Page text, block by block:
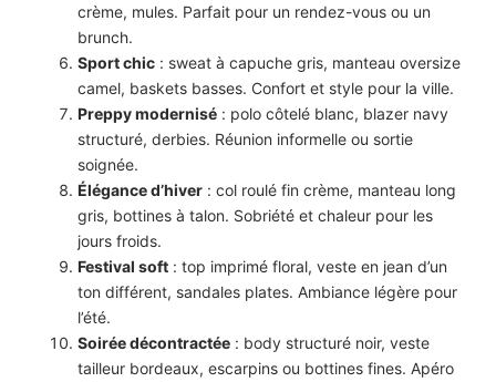
crème, mules. Parfait pour un rendez-vous ou un
brunch.
Sport chic : sweat à capuche gris, manteau oversize
camel, baskets basses. Confort et style pour la ville.
Preppy modernisé : polo côtelé blanc, blazer navy
structuré, derbies. Réunion informelle ou sortie
soignée.
Élégance d’hiver : col roulé fin crème, manteau long
gris, bottines à talon. Sobriété et chaleur pour les
jours froids.
Festival soft : top imprimé floral, veste en jean d’un
ton différent, sandales plates. Ambiance légère pour
l’été.
Soirée décontractée : body structuré noir, veste
tailleur bordeaux, escarpins ou bottines fines. Apéro